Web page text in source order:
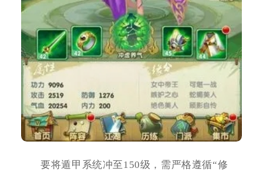
要将遁甲系统冲至150级，需严格遵循“修